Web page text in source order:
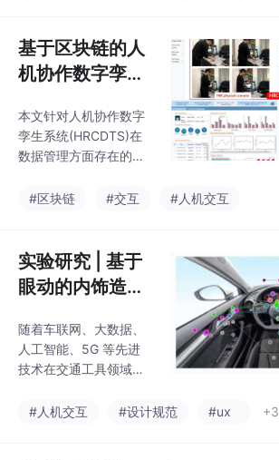
基于区块链的人
机协作数字孪生
据管理研究
本文针对人机协作数字
孪生系统(HRCDTS)在
数据管理方面存在的问
云边协同技术的解决方
LAB平台采集多模态生
理数据，构建了包含机
器人、人类、协作对象
型。实验验证了该方法
能实现安全高效的数据
共享，存储成本降低4
的人机协作提供了数据
#区块链 #交互 #人机交互
实验研究 | 基于
眼动的内饰造型
识别
随着车联网、大数据、
人工智能、5G 等先进
技术在交通工具领域的
功能的多样性改善了驾
#人机交互 #设计规范 #ux +3